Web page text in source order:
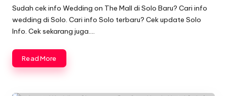
by
Sudah cek info Wedding on The Mall di Solo Baru? Cari info
wedding di Solo. Cari info Solo terbaru? Cek update Solo
Info. Cek sekarang juga….
Read More